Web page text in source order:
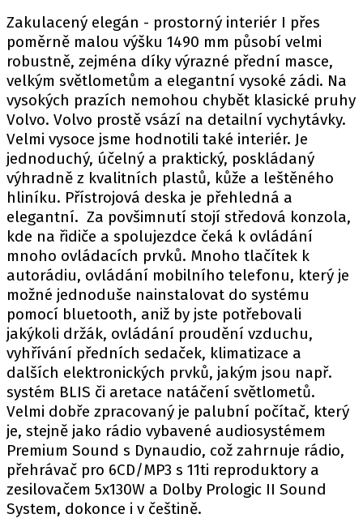
KONTAKT
VYDAVATEL
INZERCE
OSOBNÍ ÚDAJE / COOKIES
Provozovatelem serveru autoroad.cz je
INCORP MEDIA GROUP s.r.o., IČ: 118 23 054
Zakulacený elegán - prostorný interiér I přes
poměrně malou výšku 1490 mm působí velmi
robustně, zejména díky výrazné přední masce,
velkým světlometům a elegantní vysoké zádi. Na
vysokých prazích nemohou chybět klasické pruhy
Volvo. Volvo prostě vsází na detailní vychytávky.
Velmi vysoce jsme hodnotili také interiér. Je
jednoduchý, účelný a praktický, poskládaný
výhradně z kvalitních plastů, kůže a leštěného
hliníku. Přístrojová deska je přehledná a
elegantní. Za povšimnutí stojí středová konzola,
kde na řidiče a spolujezdce čeká k ovládání
mnoho ovládacích prvků. Mnoho tlačítek k
autorádiu, ovládání mobilního telefonu, který je
možné jednoduše nainstalovat do systému
pomocí bluetooth, aniž by jste potřebovali
jakýkoli držák, ovládání proudění vzduchu,
vyhřívání předních sedaček, klimatizace a
dalších elektronických prvků, jakým jsou např.
systém BLIS či aretace natáčení světlometů.
Velmi dobře zpracovaný je palubní počítač, který
je, stejně jako rádio vybavené audiosystémem
Premium Sound s Dynaudio, což zahrnuje rádio,
přehrávač pro 6CD/MP3 s 11ti reproduktory a
zesilovačem 5x130W a Dolby Prologic II Sound
System, dokonce i v češtině.